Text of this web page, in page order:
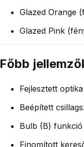
Glazed Orange
Glazed Pink
Főbb
Fejlesztett optika
Beépített
Bulb (B) funkció
Finomított